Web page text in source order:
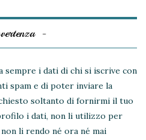
sempre i dati di chi si iscrive con
spam e di poter inviare la
soltanto di fornirmi il tuo
i dati, non li utilizzo per
li rendo né ora né mai